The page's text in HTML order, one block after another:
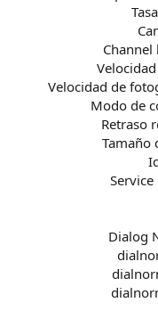
Channel
Velocidad de
Modo de
Retraso
Tamaño
Dialog